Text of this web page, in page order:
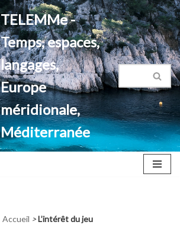
TELEMMe -
Temps, espaces,
langages,
Europe
méridionale,
Méditerranée
Accueil > L’intérêt du jeu